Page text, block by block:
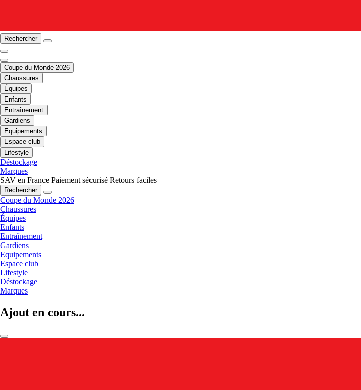
Rechercher
Coupe du Monde 2026
Chaussures
Équipes
Enfants
Entraînement
Gardiens
Equipements
Espace club
Lifestyle
Déstockage
Marques
SAV en France Paiement sécurisé Retours faciles
Rechercher
Coupe du Monde 2026
Chaussures
Équipes
Enfants
Entraînement
Gardiens
Equipements
Espace club
Lifestyle
Déstockage
Marques
Ajout en cours...